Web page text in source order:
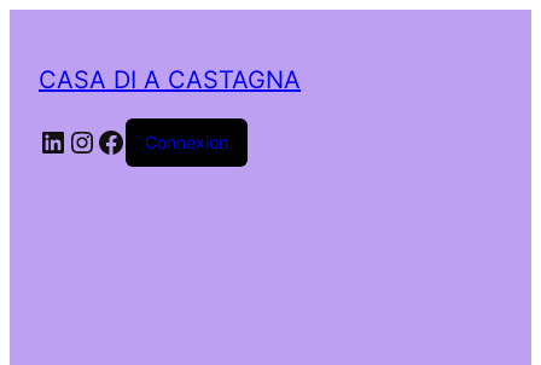
CASA DI A CASTAGNA
LinkedIn
Instagram
Facebook
Connexion